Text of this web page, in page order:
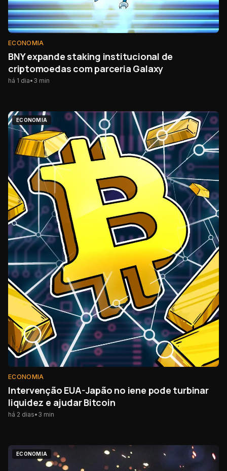
ECONOMIA
BNY expande staking institucional de
criptomoedas com parceria Galaxy
há 1 dia• 3 min
ECONOMIA
ECONOMIA
Intervenção EUA-Japão no iene pode turbinar
liquidez e ajudar Bitcoin
há 2 dias• 3 min
ECONOMIA